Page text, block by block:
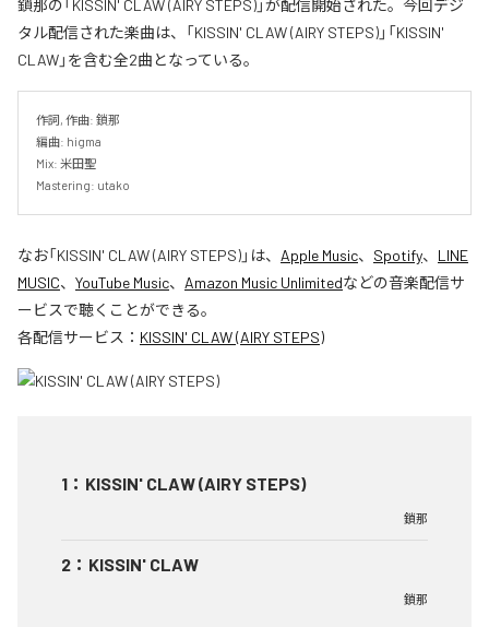
鎖那の「KISSIN' CLAW (AIRY STEPS)」が配信開始された。今回デジ
タル配信された楽曲は、「KISSIN' CLAW (AIRY STEPS)」「KISSIN'
CLAW」を含む全2曲となっている。
作詞, 作曲: 鎖那
編曲: higma
Mix: 米田聖
Mastering: utako
なお「KISSIN' CLAW (AIRY STEPS)」は、 Apple Music、 Spotify、 LINE
MUSIC、 YouTube Music、 Amazon Music Unlimitedなどの音楽配信サ
ービスで聴くことができる。
各配信サービス： KISSIN' CLAW (AIRY STEPS)
1 ： KISSIN' CLAW (AIRY STEPS)
鎖那
2 ： KISSIN' CLAW
鎖那